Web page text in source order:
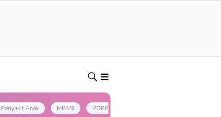
Penyakit Anak MPASI POPPAPA